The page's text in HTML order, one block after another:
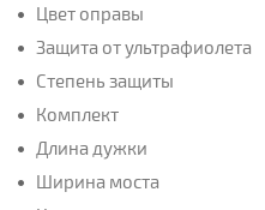
Цвет оправы
Защита от ультрафиолета
Степень защиты
Комплект
Длина дужки
Ширина моста